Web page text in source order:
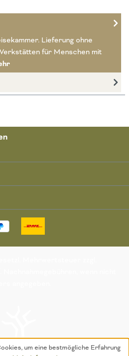
Lieferung ohne
für Menschen mit
um eine bestmögliche Erfahrung